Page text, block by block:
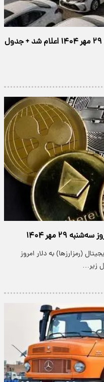
۲۹ مهر ۱۴۰۴
(رمزارزها) به دلار امروز